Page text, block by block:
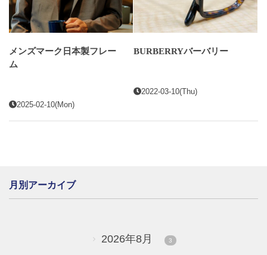
メンズマーク日本製フレー
ム
2025-02-10(Mon)
BURBERRYバーバリー
2022-03-10(Thu)
月別アーカイブ
2026年8月 3